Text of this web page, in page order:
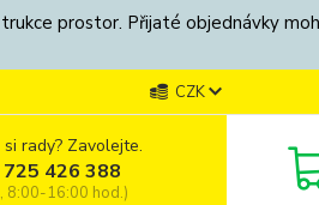
prostor. Přijaté objednávky
CZK
rady? Zavolejte.
426 388
8:00-16:00 hod.)